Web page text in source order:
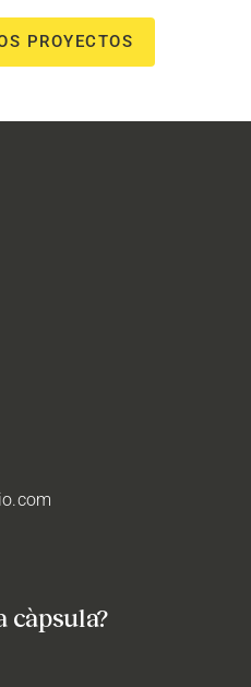
PROYECTOS
càpsula?